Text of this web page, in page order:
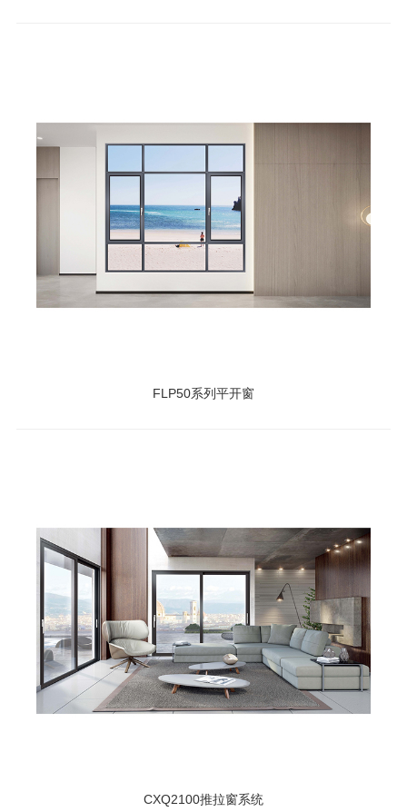
FLP50系列平开窗
CXQ2100推拉窗系统